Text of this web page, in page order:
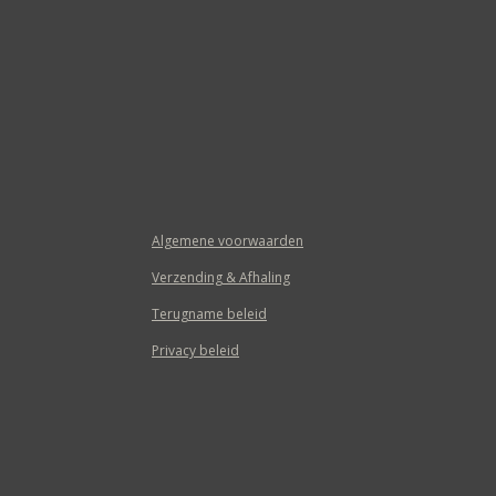
Algemene voorwaarden
Verzending & Afhaling
Terugname beleid
Privacy beleid